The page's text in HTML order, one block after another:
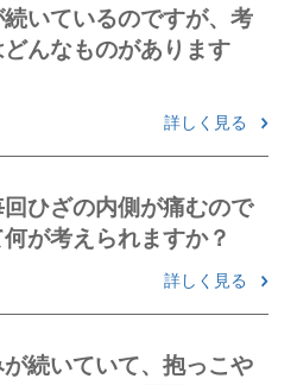
いているのですが、考
んなものがあります
詳しく見る
ひざの内側が痛むので
が考えられますか？
詳しく見る
続いていて、抱っこや